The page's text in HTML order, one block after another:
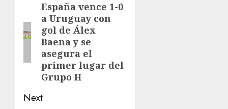
España vence 1-0
a Uruguay con
gol de Álex
Baena y se
asegura el
primer lugar del
Grupo H
Next